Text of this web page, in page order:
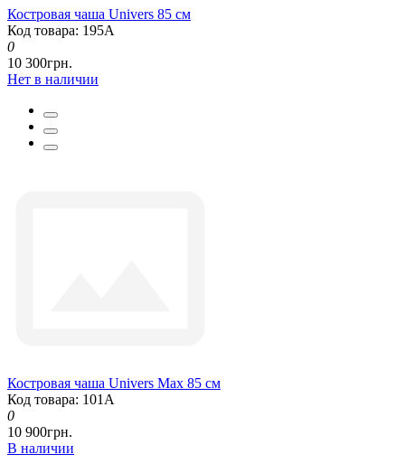
Костровая чаша Univers 85 см
Код товара: 195А
0
10 300грн.
Нет в наличии
Костровая чаша Univers Max 85 см
Код товара: 101А
0
10 900грн.
В наличии